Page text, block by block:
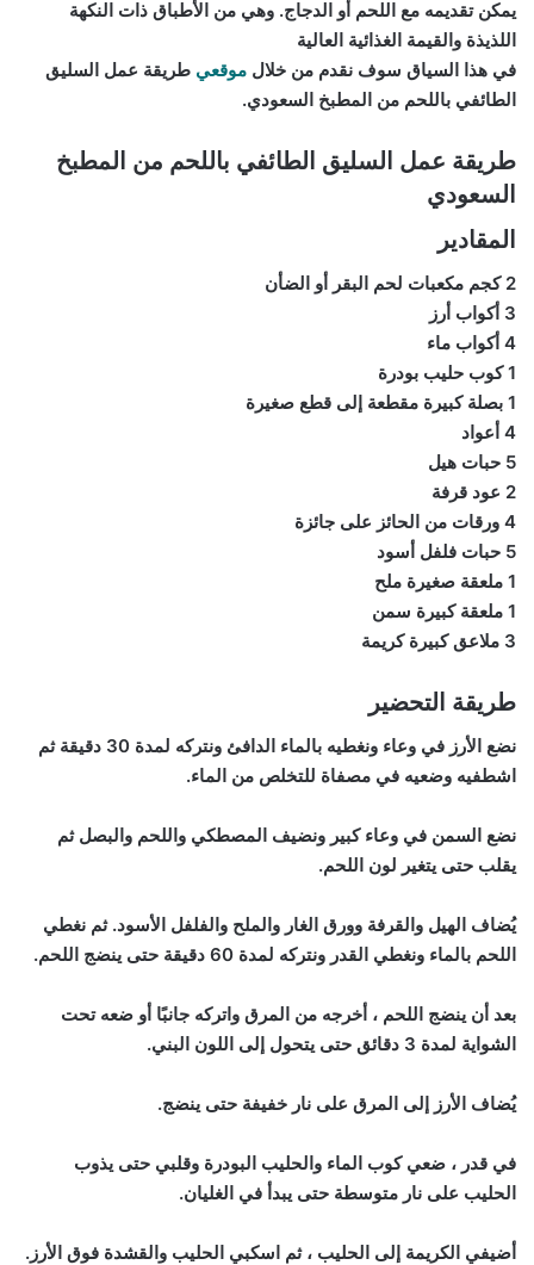
يمكن تقديمه مع اللحم أو الدجاج. وهي من الأطباق ذات النكهة
اللذيذة والقيمة الغذائية العالية
في هذا السياق سوف نقدم من خلال موقعي طريقة عمل السليق
الطائفي باللحم من المطبخ السعودي.
طريقة عمل السليق الطائفي باللحم من المطبخ
السعودي
المقادير
2 كجم مكعبات لحم البقر أو الضأن
3 أكواب أرز
4 أكواب ماء
1 كوب حليب بودرة
1 بصلة كبيرة مقطعة إلى قطع صغيرة
4 أعواد
5 حبات هيل
2 عود قرفة
4 ورقات من الحائز على جائزة
5 حبات فلفل أسود
1 ملعقة صغيرة ملح
1 ملعقة كبيرة سمن
3 ملاعق كبيرة كريمة
طريقة التحضير
نضع الأرز في وعاء ونغطيه بالماء الدافئ ونتركه لمدة 30 دقيقة ثم
اشطفيه وضعيه في مصفاة للتخلص من الماء.
نضع السمن في وعاء كبير ونضيف المصطكي واللحم والبصل ثم
يقلب حتى يتغير لون اللحم.
يُضاف الهيل والقرفة وورق الغار والملح والفلفل الأسود. ثم نغطي
اللحم بالماء ونغطي القدر ونتركه لمدة 60 دقيقة حتى ينضج اللحم.
بعد أن ينضج اللحم ، أخرجه من المرق واتركه جانبًا أو ضعه تحت
الشواية لمدة 3 دقائق حتى يتحول إلى اللون البني.
يُضاف الأرز إلى المرق على نار خفيفة حتى ينضج.
في قدر ، ضعي كوب الماء والحليب البودرة وقلبي حتى يذوب
الحليب على نار متوسطة حتى يبدأ في الغليان.
أضيفي الكريمة إلى الحليب ، ثم اسكبي الحليب والقشدة فوق الأرز.